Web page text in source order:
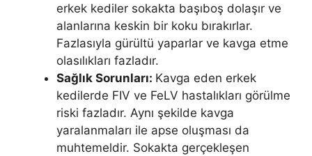
erkek kediler sokakta başıboş dolaşır ve
alanlarına keskin bir koku bırakırlar.
Fazlasıyla gürültü yaparlar ve kavga etme
olasılıkları fazladır.
Sağlık Sorunları: Kavga eden erkek
kedilerde FIV ve FeLV hastalıkları görülme
riski fazladır. Aynı şekilde kavga
yaralanmaları ile apse oluşması da
muhtemeldir. Sokakta gerçekleşen